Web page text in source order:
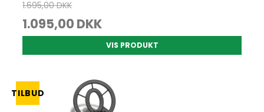
1.695,00 DKK
1.095,00 DKK
VIS PRODUKT
TILBUD